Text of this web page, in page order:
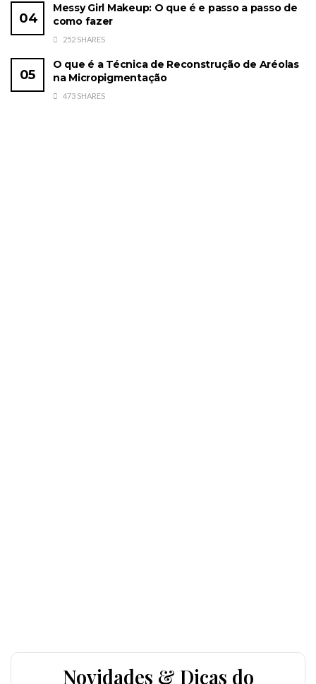
Messy Girl Makeup: O que é e passo a passo de
como fazer
252 SHARES
O que é a Técnica de Reconstrução de Aréolas
na Micropigmentação
473 SHARES
Novidades & Dicas do